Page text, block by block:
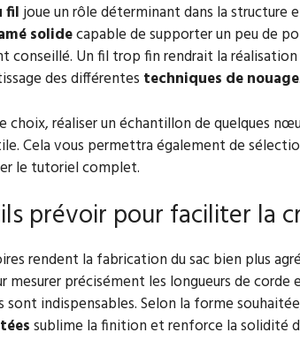
filjoue un rôle déterminant dans la structure
solidecapable de supporter un peu de
conseillé. Un fil trop fin rendrait la réalisation
des différentes techniques de nouage.
choix, réaliser un échantillon de quelques
Cela vous permettra également de
le tutoriel complet.
prévoir pour faciliter la
rendent la fabrication du sac bien plus
mesurer précisément les longueurs de
sont indispensables. Selon la forme
sublime la finition et renforce la solidité